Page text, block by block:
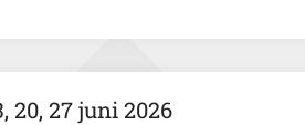
20, 27 juni 2026